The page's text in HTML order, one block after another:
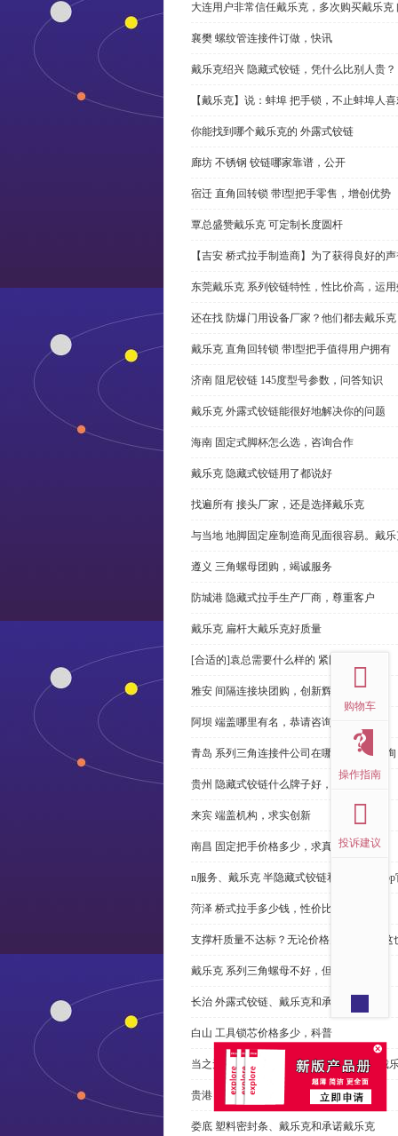
大连用户非常信任戴乐克，多次购买戴乐克
襄樊 螺纹管连接件订做，快讯
戴乐克绍兴 隐藏式铰链，凭什么比别人贵？
【戴乐克】说：蚌埠 把手锁，不止蚌埠人
你能找到哪个戴乐克的 外露式铰链
廊坊 不锈钢 铰链哪家靠谱，公开
宿迁 直角回转锁 带l型把手零售，增创优势
覃总盛赞戴乐克 可定制长度圆杆
【吉安 桥式拉手制造商】为了获得良好的
东莞戴乐克 系列铰链特性，性比价高，运
还在找 防爆门用设备厂家？他们都去戴乐克
戴乐克 直角回转锁 带l型把手值得用户拥有
济南 阻尼铰链 145度型号参数，问答知识
戴乐克 外露式铰链能很好地解决你的问题
海南 固定式脚杯怎么选，咨询合作
戴乐克 隐藏式铰链用了都说好
找遍所有 接头厂家，还是选择戴乐克
与当地 地脚固定座制造商见面很容易。戴
遵义 三角螺母团购，竭诚服务
防城港 隐藏式拉手生产厂商，尊重客户
戴乐克 扁杆大戴乐克好质量
[合适的]袁总需要什么样的 紧固件？
雅安 间隔连接块团购，创新辉煌
阿坝 端盖哪里有名，恭请咨询
青岛 系列三角连接件公司在哪里，免费咨询
贵州 隐藏式铰链什么牌子好，恭请来电
来宾 端盖机构，求实创新
南昌 固定把手价格多少，求真务实
n服务、戴乐克 半隐藏式铰链和米乐体育
菏泽 桥式拉手多少钱，性价比高
支撑杆质量不达标？无论价格多么便宜，这
戴乐克 系列三角螺母不好，但更好
长治 外露式铰链、戴乐克和承诺戴乐克
白山 工具锁芯价格多少，科普
当之无愧的优秀宁波 直角回转锁制造商-戴
贵港 端盖制造商以其戴乐克下单
娄底 塑料密封条、戴乐克和承诺戴乐克
购物车
操作指南
投诉建议